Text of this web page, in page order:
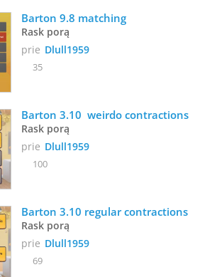
Barton 9.8 matching
Rask porą
prie Dlull1959
35
Barton 3.10  weirdo contractions
Rask porą
prie Dlull1959
100
Barton 3.10 regular contractions
Rask porą
prie Dlull1959
69